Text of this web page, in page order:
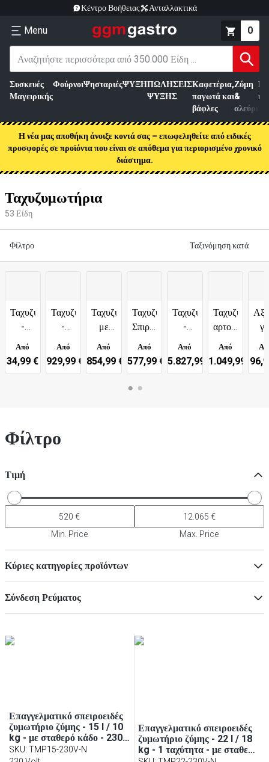
Κέντρο Βοήθειας Ανταλλακτικά
Menu 0
Συσκευές
Μαγειρικής
ΦούρνοιΨησταριέςΨΥΞΗΠΩΛΗΣΕΙΣ
ΨΥΞΗΣ
Καφετέρια,
παγωτά και
βάφλες
Ζύμη
&
αλεύρι
Η νέα μας αποθήκη άνοιξε κοντά σας – επωφεληθείτε από ειδικές
προσφορές σε προϊόντα που είναι σε απόθεμα για περιορισμένο χρονικό
διάστημα.
Ταχυζυμωτήρια
53 Είδη
Φίλτρο Ταξινόμηση κατά
Ταχυζυμωτήρια
-
ΣΤΑΘΕΡΟΣ
κάδος
Από
34,99 €
Ταχυζυμωτήρια
-
ΑΦΑΙΡΟΥΜΕΝΟΣ
κάδος
Από
929,99 €
Ταχυζυμωτήρια
με
Περιστρεφόμενο
Κάδο
Από
854,99 €
Ταχυζυμωτήρια
Σπιράλ
Αρτοποιίας
Από
577,99 €
Ταχυζυμωτήρια
-
Ζύμη
για
πίτσα
Από
5.827,99 €
αρτοποιίας
επεκταμένοι
βραχίονες
Από
1.049,99 €
Φίλτρο
Τιμή
Min. Price Max. Price
Κύριες κατηγορίες προϊόντων
Αξεσουάρ για συσκευές κουζίνας
Σύνδεση Ρεύματος
Επαγγελματικό σπειροειδές
ζυμωτήριο ζύμης - 15 l / 10
kg - με σταθερό κάδο - 230
V
SKU: TMP15-230V-N
Επαγγελματικό σπειροειδές
ζυμωτήριο ζύμης - 22 l / 18
kg - 1 ταχύτητα - με σταθερό